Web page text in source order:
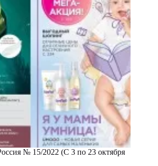
№ 15/2022 (С 3 по 23 октября